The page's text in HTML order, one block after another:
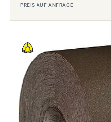
PREIS AUF ANFRAGE